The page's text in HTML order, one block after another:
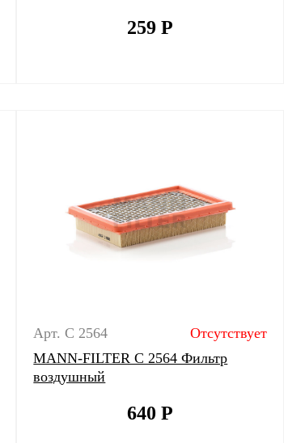
259Р
Арт. C 2564
Отсутствует
MANN-FILTER C 2564 Фильтр
воздушный
640Р